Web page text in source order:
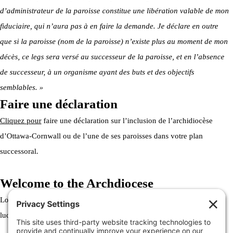
d’administrateur de la paroisse constitue une libération valable de mon
fiduciaire, qui n’aura pas à en faire la demande. Je déclare en outre
que si la paroisse (nom de la paroisse) n’existe plus au moment de mon
décès, ce legs sera versé au successeur de la paroisse, et en l’absence
de successeur, à un organisme ayant des buts et des objectifs
semblables. »
Faire une déclaration
Cliquez pour faire une déclaration sur l’inclusion de l’archidiocèse
d’Ottawa-Cornwall ou de l’une de ses paroisses dans votre plan
successoral.
Welcome to the Archdiocese
Lorem ipsum dolor sit amet, consectetur adipiscing elit. Ut elit tellus,
luctus nec ullamcorper mattis, pulvinar dapibus leo.